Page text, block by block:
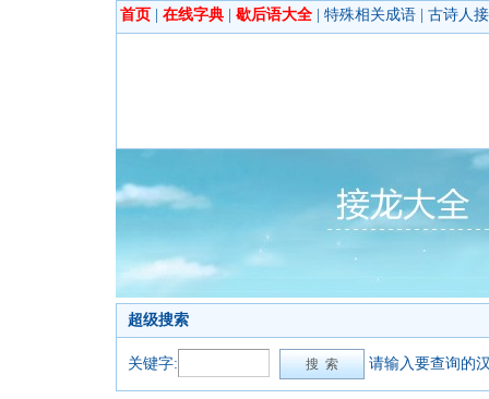
首页 在线字典 歇后语大全 特殊相关成语 古诗人
超级搜索
关键字: 请输入要查询的